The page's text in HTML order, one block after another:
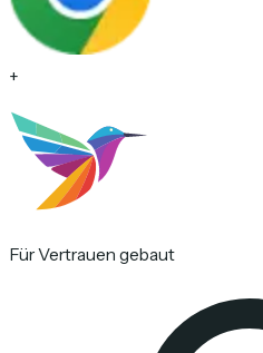
+
Für Vertrauen gebaut